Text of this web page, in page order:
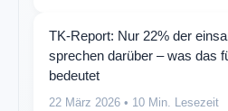
TK-Report: Nur 22% der
sprechen darüber – was das
bedeutet
22 März 2026 • 10 Min. Lesezeit